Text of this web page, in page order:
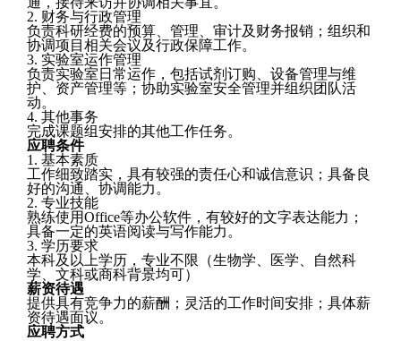
2. 财务与行政管理
负责科研经费的预算、管理、审计及财务报销；组织和
协调项目相关会议及行政保障工作。
3. 实验室运作管理
负责实验室日常运作，包括试剂订购、设备管理与维
护、资产管理等；协助实验室安全管理并组织团队活
动。
4. 其他事务
完成课题组安排的其他工作任务。
应聘条件
1. 基本素质
工作细致踏实，具有较强的责任心和诚信意识；具备良
好的沟通、协调能力。
2. 专业技能
熟练使用Office等办公软件，有较好的文字表达能力；
具备一定的英语阅读与写作能力。
3. 学历要求
本科及以上学历，专业不限（生物学、医学、自然科
学、文科或商科背景均可）
薪资待遇
提供具有竞争力的薪酬；灵活的工作时间安排；具体薪
资待遇面议。
应聘方式